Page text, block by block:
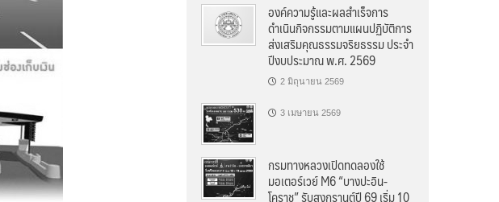
องค์ความรู้และผลสำเร็จการ
ดำเนินกิจกรรมตามแผนปฏิบัติการ
ส่งเสริมคุณธรรมจริยธรรม ประจำ
ปีงบประมาณ พ.ศ. 2569
2 มิถุนายน 2569
3 เมษายน 2569
กรมทางหลวงเปิดทดลองใช้
มอเตอร์เวย์ M6 “บางปะอิน-
โคราช” รับสงกรานต์ปี 69 เริ่ม 10